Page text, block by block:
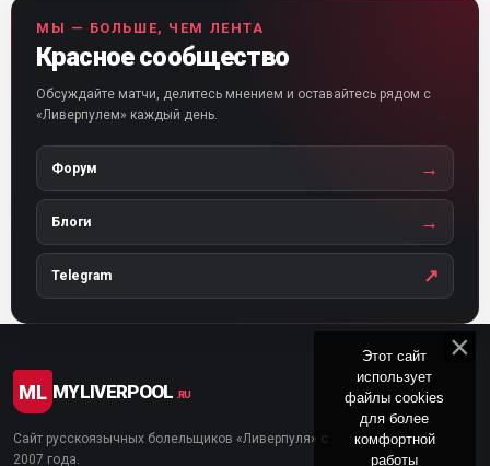
МЫ — БОЛЬШЕ, ЧЕМ ЛЕНТА
Красное сообщество
Обсуждайте матчи, делитесь мнением и оставайтесь рядом с
«Ливерпулем» каждый день.
Форум →
Блоги →
Telegram ↗
ML MYLIVERPOOL .RU
Сайт русскоязычных болельщиков «Ливерпуля» с
2007 года.
Этот сайт
использует
файлы cookies
для более
комфортной
работы